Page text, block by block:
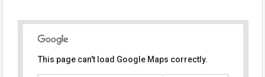
This page can't load Google Maps correctly.